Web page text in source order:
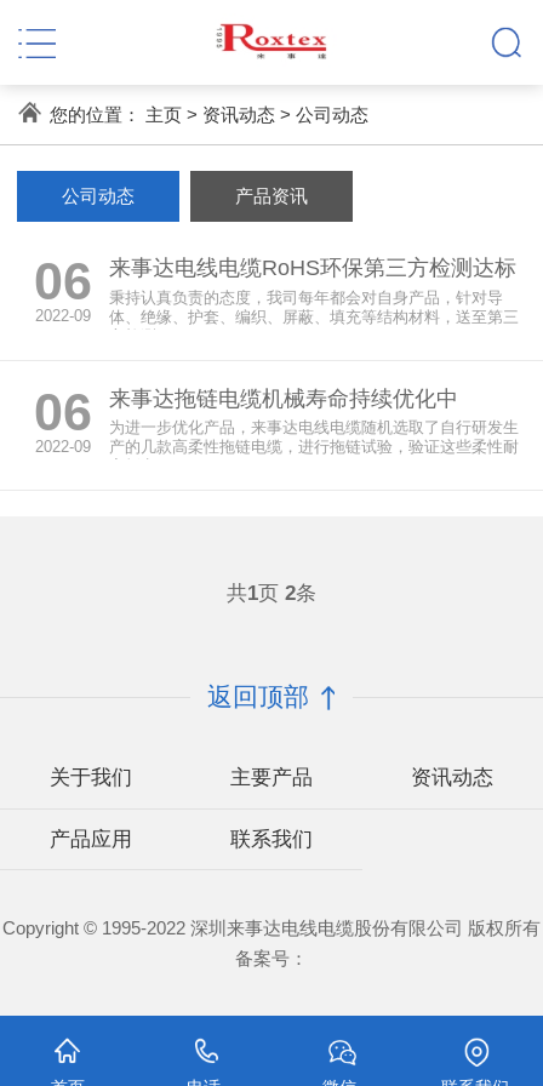
您的位置： 主页> 资讯动态> 公司动态
公司动态 产品资讯
06
2022-09
来事达电线电缆RoHS环保第三方检测达标
秉持认真负责的态度，我司每年都会对自身产品，针对导
体、绝缘、护套、编织、屏蔽、填充等结构材料，送至第三
06
2022-09
来事达拖链电缆机械寿命持续优化中
为进一步优化产品，来事达电线电缆随机选取了自行研发生
产的几款高柔性拖链电缆，进行拖链试验，验证这些柔性耐
共1页 2条
返回顶部
关于我们 主要产品 资讯动态
产品应用 联系我们
Copyright © 1995-2022 深圳来事达电线电缆股份有限公司 版权所有
备案号：